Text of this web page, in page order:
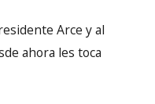
Arce y al
ahora les toca